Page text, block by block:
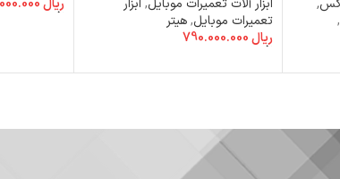
,
تعمیرات موبایل,هیتر
ریال
افزودن به سبد خرید
افزودن به